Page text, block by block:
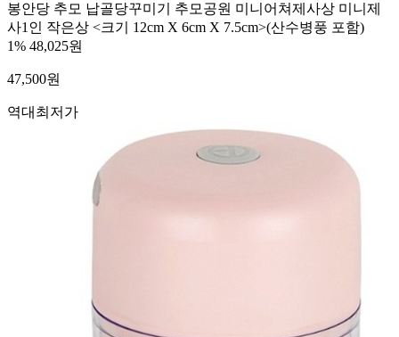
봉안당 추모 납골당꾸미기 추모공원 미니어쳐제사상 미니제
사1인 작은상 <크기 12cm X 6cm X 7.5cm>(산수병풍 포함)
1% 48,025원
47,500원
역대최저가